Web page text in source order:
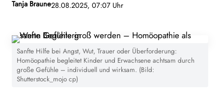
Tanja Braune28.08.2025, 07:07 Uhr
Sanfte Hilfe bei Angst, Wut, Trauer oder Überforderung:
Homöopathie begleitet Kinder und Erwachsene achtsam durch
große Gefühle – individuell und wirksam. (Bild:
Shutterstock_mojo cp)